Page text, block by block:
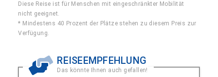
Diese Reise ist für Menschen mit eingeschränkter Mobilität
nicht geeignet.
* Mindestens 40 Prozent der Plätze stehen zu diesem Preis zur
Verfügung.
REISEEMPFEHLUNG
Das könnte Ihnen auch gefallen!